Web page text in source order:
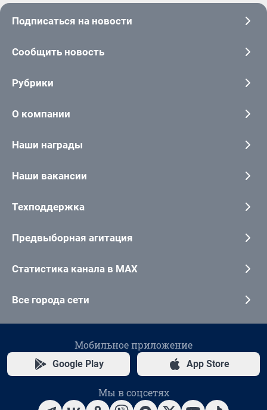
Подписаться на новости
Сообщить новость
Рубрики
О компании
Наши награды
Наши вакансии
Техподдержка
Предвыборная агитация
Статистика канала в MAX
Все города сети
Мобильное приложение
Google Play App Store
Мы в соцсетях